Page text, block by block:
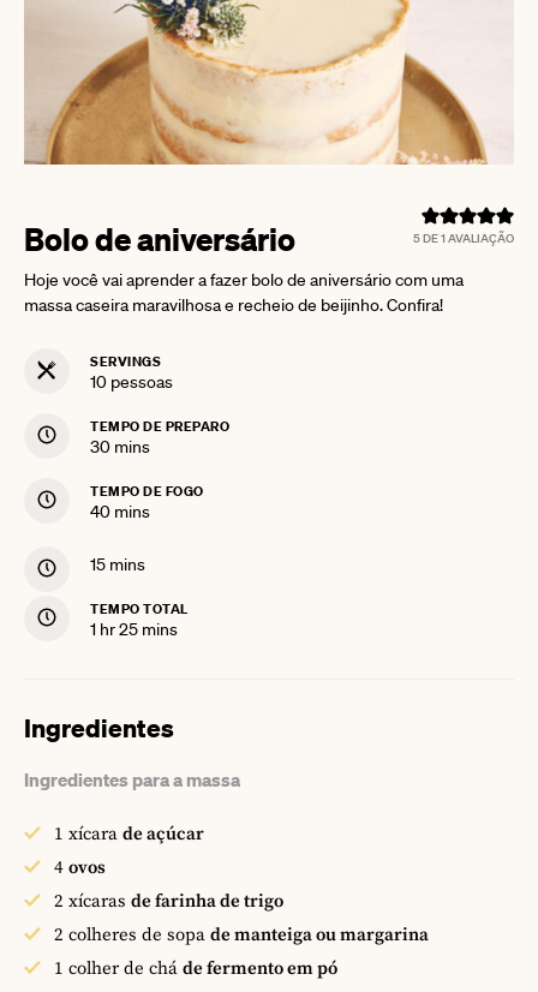
5DE 1 AVALIAÇÃO
Bolo de aniversário
Hoje você vai aprender a fazer bolo de aniversário com uma
massa caseira maravilhosa e recheio de beijinho. Confira!
SERVINGS
10 pessoas
TEMPO DE PREPARO
30minutes
mins
TEMPO DE FOGO
40minutes
mins
15minutes
mins
TEMPO TOTAL
1hour
hr25minutes
mins
Ingredientes
Ingredientes para a massa
1 xícara de açúcar
4 ovos
2 xícaras de farinha de trigo
2 colheres de sopa de manteiga ou margarina
1 colher de chá de fermento em pó